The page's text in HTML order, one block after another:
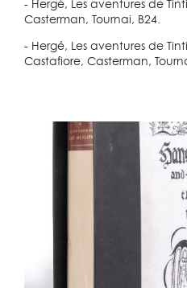
- Hergé, Les aventures de
Casterman, Tournai, B24.
- Hergé, Les aventures de
Castafiore, Casterman,
Lot 289